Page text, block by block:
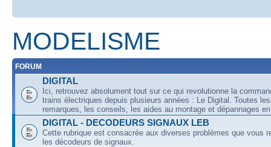
MODELISME
FORUM
DIGITAL
Ici, retrouvez absolument tout sur ce qui revolutionne la
trains électriques depuis plusieurs années : Le Digital. Toutes
remarques, les conseils, les aides au montage et dépannages
DIGITAL - DECODEURS SIGNAUX LEB
Cette rubrique est consacrée aux diverses problèmes que vous
les décodeurs de signaux.